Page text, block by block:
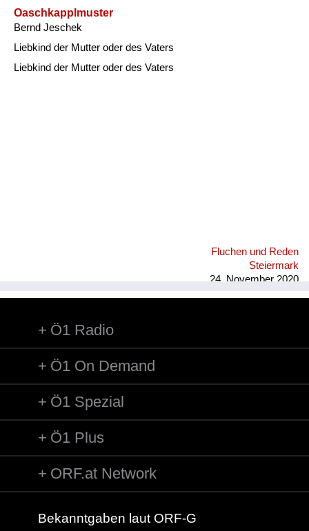
Oaschkapplmuster
Bernd Jeschek
Liebkind der Mutter oder des Vaters
Liebkind der Mutter oder des Vaters
Fluchen und Reden
Steiermark
24. November 2020
Ö1 Radio
Ö1 On Demand
Ö1 Spezial
Ö1 Plus
ORF.at Network
Bekanntgaben laut ORF-G